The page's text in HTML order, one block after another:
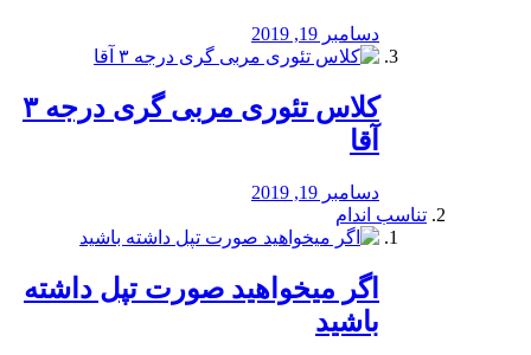
دسامبر 19, 2019
کلاس تئوری مربی گری درجه ۳
آقا
دسامبر 19, 2019
تناسب اندام
اگر میخواهید صورت تپل داشته
باشید